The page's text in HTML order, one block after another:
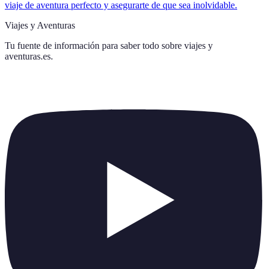
viaje de aventura perfecto y asegurarte de que sea inolvidable.
Viajes y Aventuras
Tu fuente de información para saber todo sobre viajes y
aventuras.es.